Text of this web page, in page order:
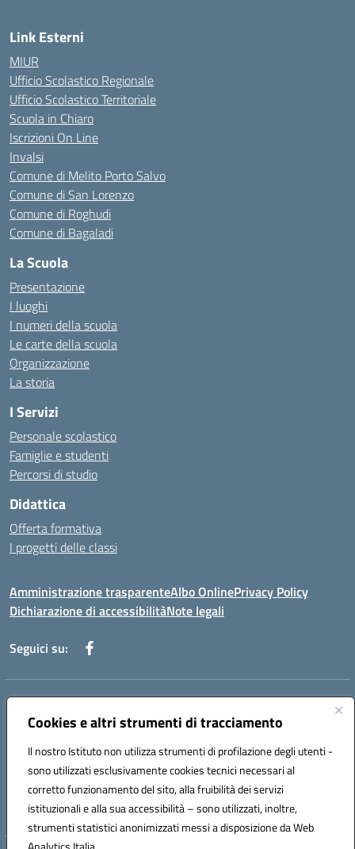
Cookies e altri strumenti di tracciamento
Il nostro Istituto non utilizza strumenti di profilazione degli utenti -
sono utilizzati esclusivamente cookies tecnici necessari al
corretto funzionamento del sito, alla fruibilità dei servizi
istituzionali e alla sua accessibilità – sono utilizzati, inoltre,
strumenti statistici anonimizzati messi a disposizione da Web
Link Esterni
MIUR
Ufficio Scolastico Regionale
Ufficio Scolastico Territoriale
Scuola in Chiaro
Iscrizioni On Line
Invalsi
Comune di Melito Porto Salvo
Comune di San Lorenzo
Comune di Roghudi
Comune di Bagaladi
La Scuola
Presentazione
I luoghi
I numeri della scuola
Le carte della scuola
Organizzazione
La storia
I Servizi
Personale scolastico
Famiglie e studenti
Percorsi di studio
Didattica
Offerta formativa
I progetti delle classi
Amministrazione trasparenteAlbo OnlinePrivacy Policy
Dichiarazione di accessibilitàNote legali
Seguici su:
Indirizzo:
Centralino:+39 0965 78 12 60 Email:rcic841003@istruzione.it
Codice fiscale: 92034530805
Codice meccanografico:
rcic841003
Codice Indice delle Pubbliche Amministrazioni (IPA): istsc_rcic841003